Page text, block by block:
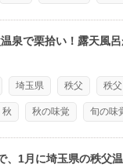
泉で栗拾い！露天風
埼玉県 秩父 秩
秋 秋の味覚 旬の味
、1月に埼玉県の秩父